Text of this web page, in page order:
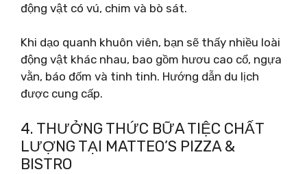
động vật có vú, chim và bò sát.
Khi dạo quanh khuôn viên, bạn sẽ thấy nhiều loài
động vật khác nhau, bao gồm hươu cao cổ, ngựa
vằn, báo đốm và tinh tinh. Hướng dẫn du lịch
được cung cấp.
4. THƯỞNG THỨC BỮA TIỆC CHẤT
LƯỢNG TẠI MATTEO’S PIZZA &
BISTRO